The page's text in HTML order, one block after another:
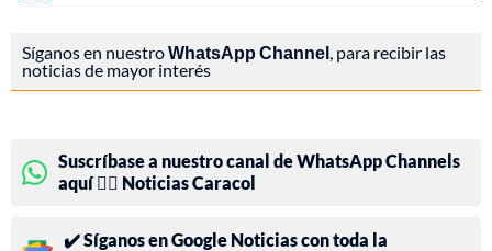
Síganos en nuestroWhatsApp Channel, para recibir las
noticias de mayor interés
Suscríbase a nuestro canal de WhatsApp Channels
aquí 👉🏻 Noticias Caracol
✔️ Síganos en Google Noticias con toda la